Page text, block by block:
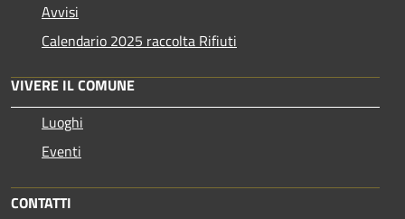
Avvisi
Calendario 2025 raccolta Rifiuti
VIVERE IL COMUNE
Luoghi
Eventi
CONTATTI